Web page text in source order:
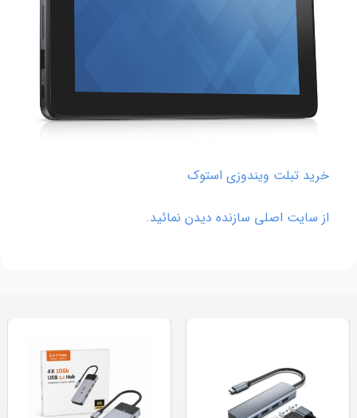
خرید تبلت ویندوزی استوک
از سایت اصلی سازنده دیدن نمائید.